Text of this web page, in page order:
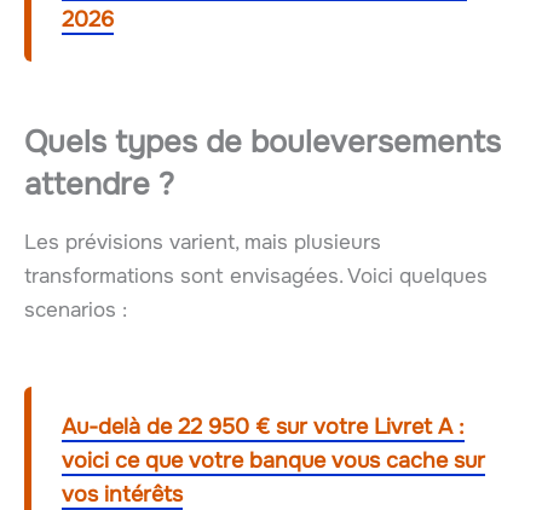
2026
Quels types de bouleversements
attendre ?
Les prévisions varient, mais plusieurs
transformations sont envisagées. Voici quelques
scenarios :
Au-delà de 22 950 € sur votre Livret A :
voici ce que votre banque vous cache sur
vos intérêts